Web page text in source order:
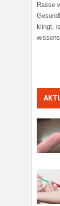
Rasse
klingt,